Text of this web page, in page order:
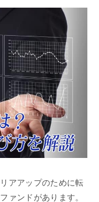
アアップのために転
ァンドがあります。